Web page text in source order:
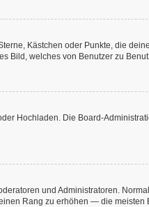
Kästchen oder Punkte, die
Bild, welches von Benutzer zu
Hochladen. Die Board-
und Administratoren.
Rang zu erhöhen — die meisten